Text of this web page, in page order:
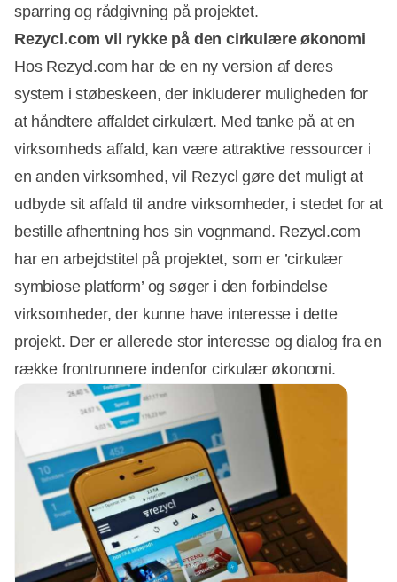
sparring og rådgivning på projektet.
Rezycl.com vil rykke på den cirkulære økonomi
Hos Rezycl.com har de en ny version af deres
system i støbeskeen, der inkluderer muligheden for
at håndtere affaldet cirkulært. Med tanke på at en
virksomheds affald, kan være attraktive ressourcer i
en anden virksomhed, vil Rezycl gøre det muligt at
udbyde sit affald til andre virksomheder, i stedet for at
bestille afhentning hos sin vognmand. Rezycl.com
har en arbejdstitel på projektet, som er ’cirkulær
symbiose platform’ og søger i den forbindelse
virksomheder, der kunne have interesse i dette
projekt. Der er allerede stor interesse og dialog fra en
række frontrunnere indenfor cirkulær økonomi.